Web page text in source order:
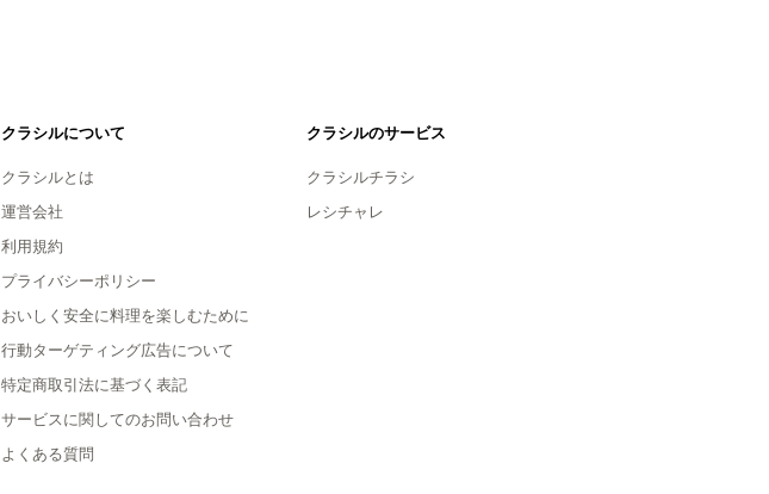
クラシルについて
クラシルとは
運営会社
利用規約
プライバシーポリシー
おいしく安全に料理を楽しむために
行動ターゲティング広告について
特定商取引法に基づく表記
サービスに関してのお問い合わせ
よくある質問
クラシルのサービス
クラシルチラシ
レシチャレ